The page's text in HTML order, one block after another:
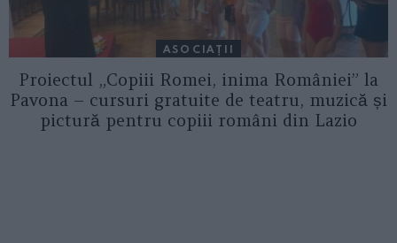
ASOCIAŢII
Proiectul „Copiii Romei, inima României” la
Pavona – cursuri gratuite de teatru, muzică și
pictură pentru copiii români din Lazio